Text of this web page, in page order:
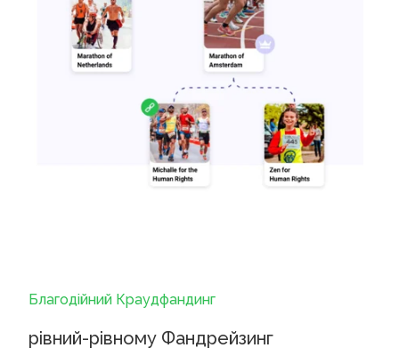
Благодійний Краудфандинг
рівний-рівному Фандрейзинг